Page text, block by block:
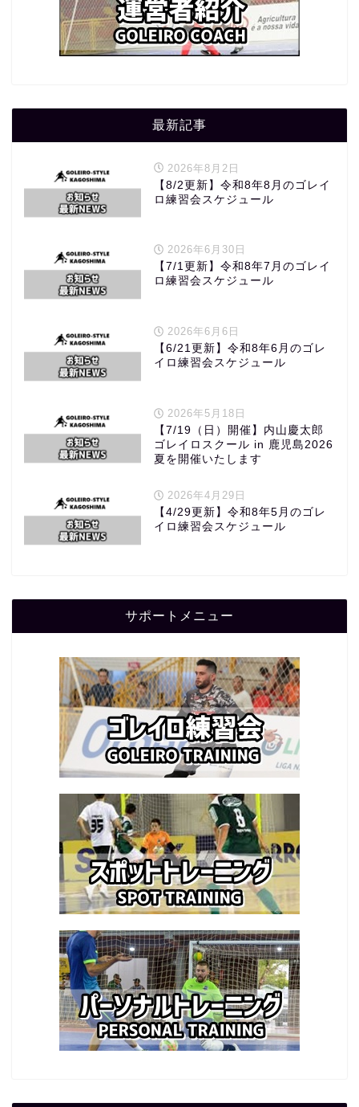
最新記事
2026年8月2日
【8/2更新】令和8年8月のゴレイ
ロ練習会スケジュール
2026年6月30日
【7/1更新】令和8年7月のゴレイ
ロ練習会スケジュール
2026年6月6日
【6/21更新】令和8年6月のゴレ
イロ練習会スケジュール
2026年5月18日
【7/19（日）開催】内山慶太郎
ゴレイロスクール in 鹿児島2026
夏を開催いたします
2026年4月29日
【4/29更新】令和8年5月のゴレ
イロ練習会スケジュール
サポートメニュー